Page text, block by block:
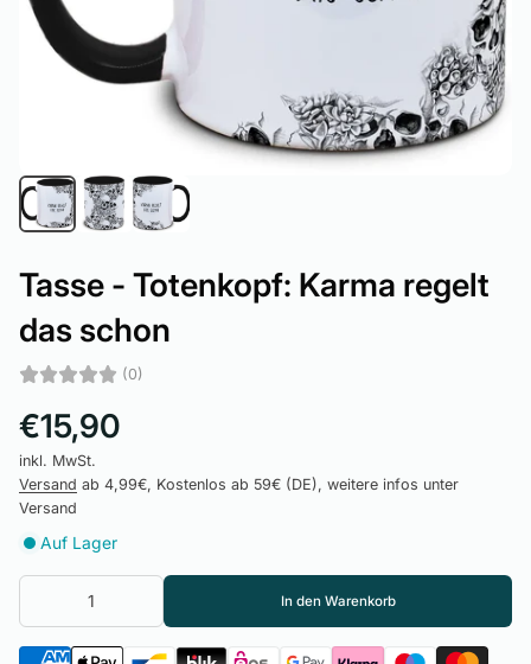
Tasse - Totenkopf: Karma regelt
das schon
(0)
€15,90
inkl. MwSt.
Versand ab 4,99€, Kostenlos ab 59€ (DE), weitere infos unter
Versand
Auf Lager
In den Warenkorb